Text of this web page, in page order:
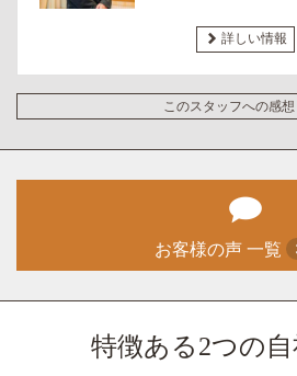
詳しい情報
このスタッフへの感想
お客様の声 一覧
特徴ある2つの